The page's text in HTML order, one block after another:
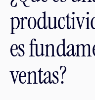
es
ventas?